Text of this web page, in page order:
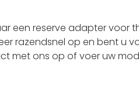
reserve adapter voor
razendsnel op en bent u
ons op of voer uw